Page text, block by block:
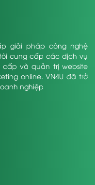
giải pháp công nghệ
cung cấp các dịch vụ
và quản trị website
online. VN4U đã trở
nghiệp